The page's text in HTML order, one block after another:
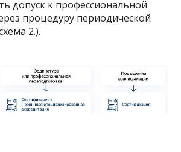
допуск к профессиональной
процедуру периодической
2.).